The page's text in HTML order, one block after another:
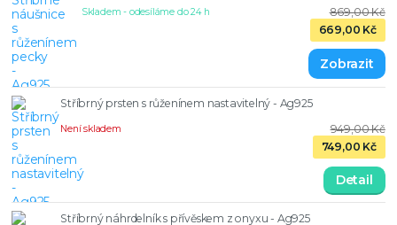
869,00 Kč
669,00 Kč
Skladem - odesíláme do 24 h
Stříbrný prsten s růženínem nastavitelný - Ag925
949,00 Kč
749,00 Kč
Není skladem
Detail
Stříbrný náhrdelník s přívěskem z onyxu - Ag925